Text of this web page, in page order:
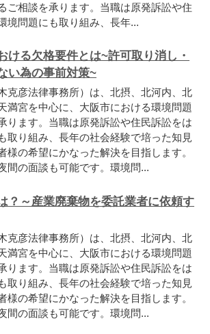
ご相談を承ります。当職は原発訴訟や住
境問題にも取り組み、長年...
ける欠格要件とは~許可取り消し・
い為の事前対策~
克彦法律事務所）は、北摂、北河内、北
満宮を中心に、大阪市における環境問題
ります。当職は原発訴訟や住民訴訟をは
取り組み、長年の社会経験で培った知見
様の希望にかなった解決を目指します。
間の面談も可能です。環境問...
？～産業廃棄物を委託業者に依頼す
克彦法律事務所）は、北摂、北河内、北
満宮を中心に、大阪市における環境問題
ります。当職は原発訴訟や住民訴訟をは
取り組み、長年の社会経験で培った知見
様の希望にかなった解決を目指します。
間の面談も可能です。環境問...